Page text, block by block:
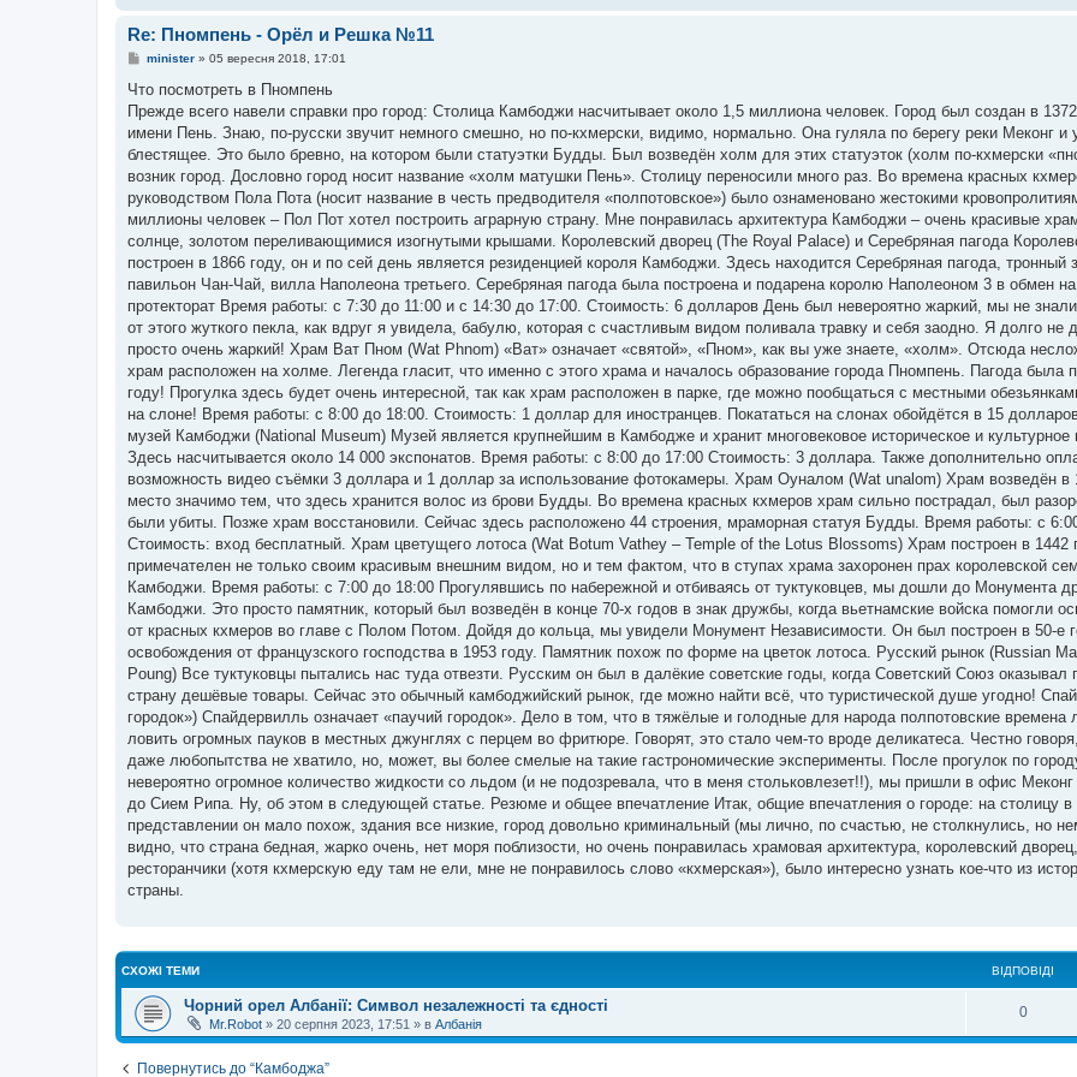
Re: Пномпень - Орёл и Решка №11
П
в
д
о
л
е
н
я
minister» 05 вересня 2018, 17:01
Что посмотреть в Пномпень
Прежде всего навели справки про город: Cтолица Камбоджи насчитывает около 1,5 миллиона человек. Город был создан в
имени Пень. Знаю, по-русски звучит немного смешно, но по-кхмерски, видимо, нормально. Она гуляла по берегу реки Меконг и
блестящее. Это было бревно, на котором были статуэтки Будды. Был возведён холм для этих статуэток (холм по-кхмерски
возник город. Дословно город носит название «холм матушки Пень». Столицу переносили много раз. Во времена красных
руководством Пола Пота (носит название в честь предводителя «полпотовское») было ознаменовано жестокими
миллионы человек – Пол Пот хотел построить аграрную страну. Мне понравилась архитектура Камбоджи – очень красивые
солнце, золотом переливающимися изогнутыми крышами. Королевский дворец (The Royal Palace) и Серебряная пагода
построен в 1866 году, он и по сей день является резиденцией короля Камбоджи. Здесь находится Серебряная пагода, тронный
павильон Чан-Чай, вилла Наполеона третьего. Серебряная пагода была построена и подарена королю Наполеоном 3 в обмен
протекторат Время работы: с 7:30 до 11:00 и с 14:30 до 17:00. Стоимость: 6 долларов День был невероятно жаркий, мы не
от этого жуткого пекла, как вдруг я увидела, бабулю, которая с счастливым видом поливала травку и себя заодно. Я долго
просто очень жаркий! Храм Ват Пном (Wat Phnom) «Ват» означает «святой», «Пном», как вы уже знаете, «холм». Отсюда
храм расположен на холме. Легенда гласит, что именно с этого храма и началось образование города Пномпень. Пагода была
году! Прогулка здесь будет очень интересной, так как храм расположен в парке, где можно пообщаться с местными
на слоне! Время работы: с 8:00 до 18:00. Стоимость: 1 доллар для иностранцев. Покататься на слонах обойдётся в 15
музей Камбоджи (National Museum) Музей является крупнейшим в Камбодже и хранит многовековое историческое и культурное
Здесь насчитывается около 14 000 экспонатов. Время работы: с 8:00 до 17:00 Стоимость: 3 доллара. Также дополнительно
возможность видео съёмки 3 доллара и 1 доллар за использование фотокамеры. Храм Оуналом (Wat unalom) Храм возведён в
место значимо тем, что здесь хранится волос из брови Будды. Во времена красных кхмеров храм сильно пострадал, был
были убиты. Позже храм восстановили. Сейчас здесь расположено 44 строения, мраморная статуя Будды. Время работы: с
Стоимость: вход бесплатный. Храм цветущего лотоса (Wat Botum Vathey – Temple of the Lotus Blossoms) Храм построен в 1442
примечателен не только своим красивым внешним видом, но и тем фактом, что в ступах храма захоронен прах королевской
Камбоджи. Время работы: с 7:00 до 18:00 Прогулявшись по набережной и отбиваясь от туктуковцев, мы дошли до Монумента
Камбоджи. Это просто памятник, который был возведён в конце 70-х годов в знак дружбы, когда вьетнамские войска помогли
от красных кхмеров во главе с Полом Потом. Дойдя до кольца, мы увидели Монумент Независимости. Он был построен в 50-е
освобождения от французского господства в 1953 году. Памятник похож по форме на цветок лотоса. Русский рынок (Russian
Poung) Все туктуковцы пытались нас туда отвезти. Русским он был в далёкие советские годы, когда Советский Союз
страну дешёвые товары. Сейчас это обычный камбоджийский рынок, где можно найти всё, что туристической душе угодно!
городок») Спайдервилль означает «паучий городок». Дело в том, что в тяжёлые и голодные для народа полпотовские времена
ловить огромных пауков в местных джунглях с перцем во фритюре. Говорят, это стало чем-то вроде деликатеса. Честно
даже любопытства не хватило, но, может, вы более смелые на такие гастрономические эксперименты. После прогулок по
невероятно огромное количество жидкости со льдом (и не подозревала, что в меня стольковлезет!!), мы пришли в офис
до Сием Рипа. Ну, об этом в следующей статье. Резюме и общее впечатление Итак, общие впечатления о городе: на столицу
представлении он мало похож, здания все низкие, город довольно криминальный (мы лично, по счастью, не столкнулись, но
видно, что страна бедная, жарко очень, нет моря поблизости, но очень понравилась храмовая архитектура, королевский
ресторанчики (хотя кхмерскую еду там не ели, мне не понравилось слово «кхмерская»), было интересно узнать кое-что из
страны.
СХОЖІ ТЕМИ ВІДПОВІДІ
Чорний орел Албанії: Символ незалежності та єдності
Mr.Robot » 20 серпня 2023, 17:51 » в Албанія
0
Повернутись до “Камбоджа”